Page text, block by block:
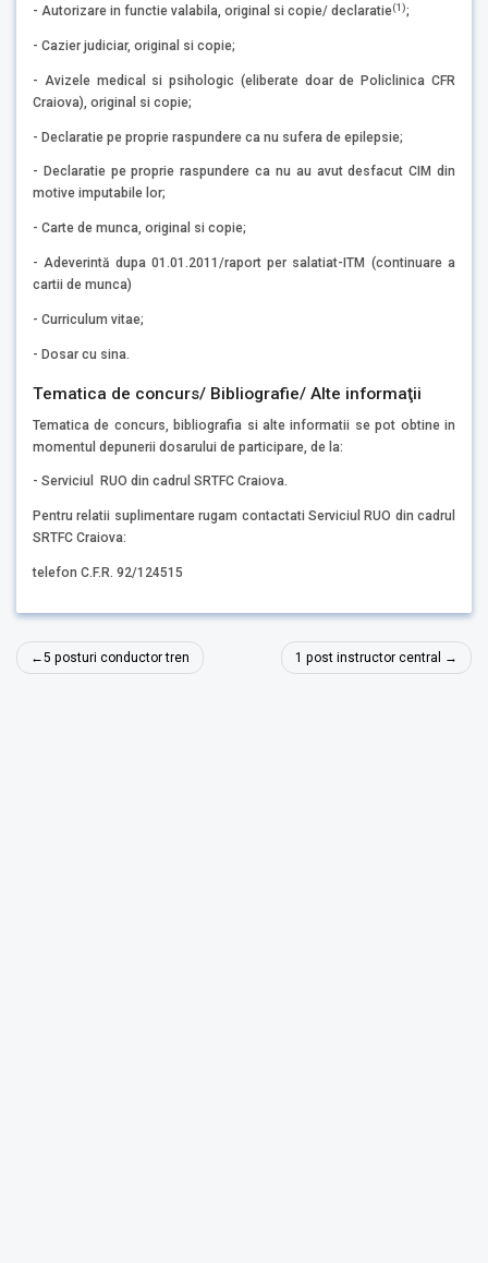
- Autorizare in functie valabila, original si copie/ declaratie(1);
- Cazier judiciar, original si copie;
- Avizele medical si psihologic (eliberate doar de Policlinica CFR
Craiova), original si copie;
- Declaratie pe proprie raspundere ca nu sufera de epilepsie;
- Declaratie pe proprie raspundere ca nu au avut desfacut CIM din
motive imputabile lor;
- Carte de munca, original si copie;
- Adeverintă dupa 01.01.2011/raport per salatiat-ITM (continuare a
cartii de munca)
- Curriculum vitae;
- Dosar cu sina.
Tematica de concurs/ Bibliografie/ Alte informaţii
Tematica de concurs, bibliografia si alte informatii se pot obtine in
momentul depunerii dosarului de participare, de la:
- Serviciul RUO din cadrul SRTFC Craiova.
Pentru relatii suplimentare rugam contactati Serviciul RUO din cadrul
SRTFC Craiova:
telefon C.F.R. 92/124515
Navigare
în
5 posturi conductor tren 1 post instructor central